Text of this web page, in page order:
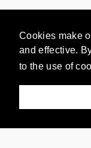
Cookies make
and effective.
to the use of